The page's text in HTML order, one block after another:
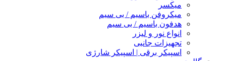
میکسر
میکروفن باسیم / بی سیم
هدفون باسیم / بی سیم
انواع نور و لیزر
تجهیزات جانبی
اسپیکر برقی | اسپیکر شارژی